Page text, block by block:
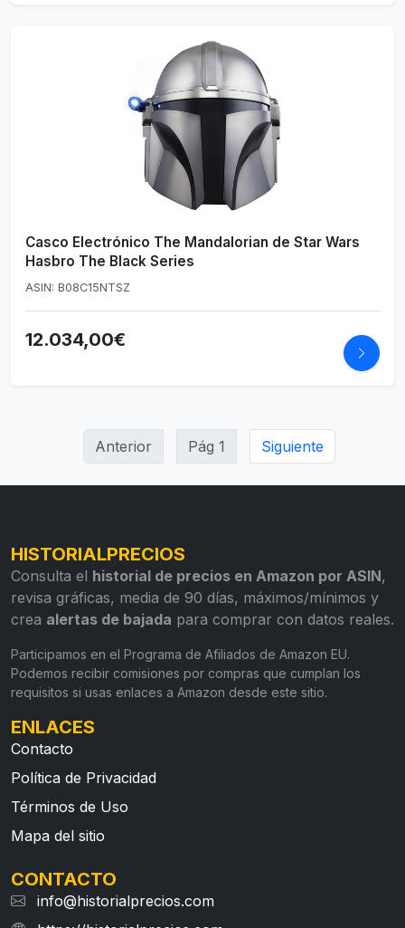
Casco Electrónico The Mandalorian de Star Wars
Hasbro The Black Series
ASIN: B08C15NTSZ
12.034,00€
Anterior Pág 1 Siguiente
HISTORIALPRECIOS
Consulta el historial de precios en Amazon por ASIN,
revisa gráficas, media de 90 días, máximos/mínimos y
crea alertas de bajada para comprar con datos reales.
Participamos en el Programa de Afiliados de Amazon EU.
Podemos recibir comisiones por compras que cumplan los
requisitos si usas enlaces a Amazon desde este sitio.
ENLACES
Contacto
Política de Privacidad
Términos de Uso
Mapa del sitio
CONTACTO
info@historialprecios.com